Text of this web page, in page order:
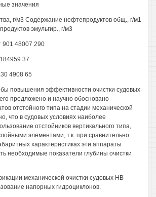
значения
г/м3 Содержание нефтепродуктов общ., г/м1
эмульгир., г/м3
901 48007 290
37
4908 65
повышения эффективности очистки судовых
предложено и научно обосновано
отстойного типа на стадии механической
что в судовых условиях наиболее
отстойников вертикального типа,
элементами, т.к. при сравнительно
характеристиках эти аппараты
необходимые показатели глубины очистки
механической очистки судовых НВ
напорных гидроциклонов.